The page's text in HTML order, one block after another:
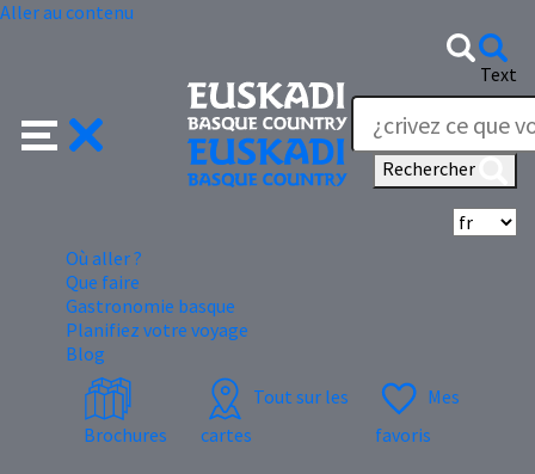
Aller au contenu
Text
Rechercher
Où aller ?
Que faire
Gastronomie basque
Planifiez votre voyage
Blog
Brochures
Tout sur les
cartes
Mes
favoris